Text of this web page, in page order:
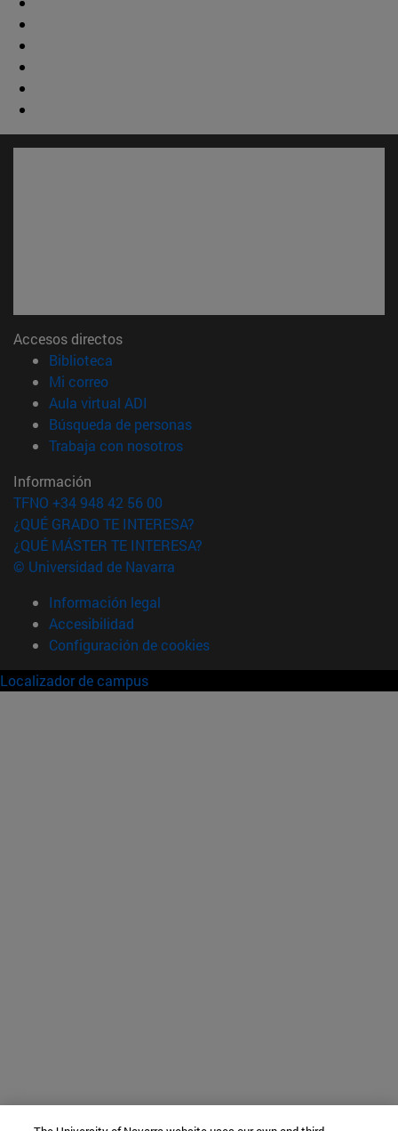
Accesos directos
Biblioteca
Mi correo(abre en nueva ventana)
Aula virtual ADI
Búsqueda de personas(abre en nueva ventana)
Trabaja con nosotros(abre en nueva ventana)
Información
TFNO +34 948 42 56 00
¿QUÉ GRADO TE INTERESA?
¿QUÉ MÁSTER TE INTERESA?
© Universidad de Navarra
Información legal
Accesibilidad
Configuración de cookies
Localizador de campus